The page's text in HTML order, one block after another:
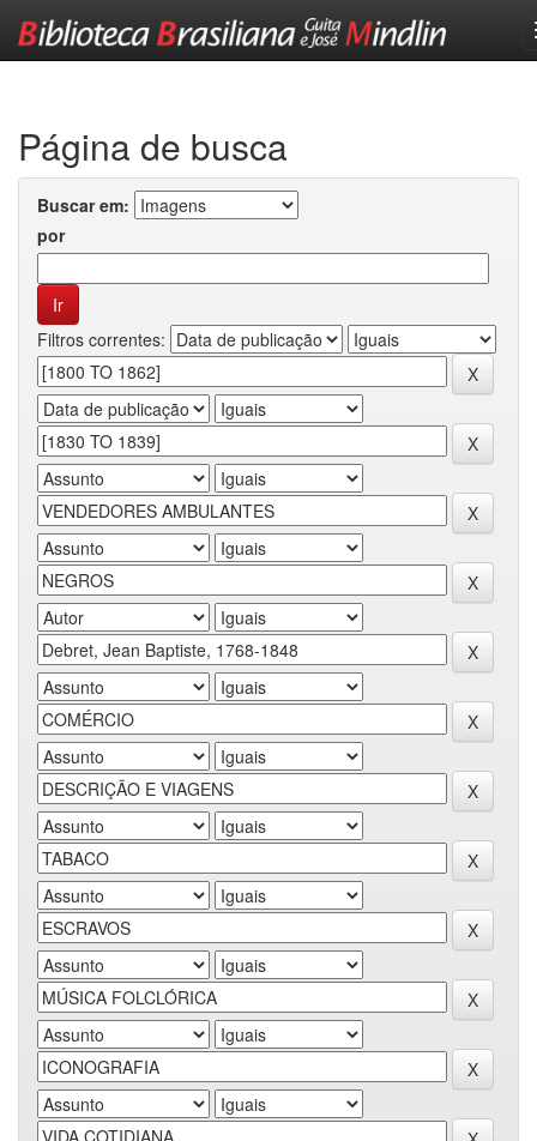
Página de busca
Buscar em:
por
Filtros correntes: